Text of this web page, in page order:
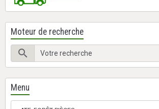
Moteur de recherche
Menu